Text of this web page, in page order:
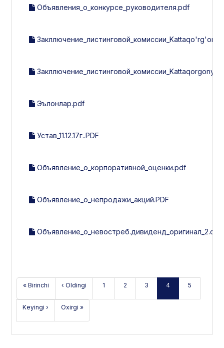
Объявления_о_конкурсе_руководителя.pdf
Закллючение_листинговой_комиссии_Kattaqorgonyog-
Эълонлар.pdf
Устав_11.12.17г..PDF
Объявление_о_корпоративной_оценки.pdf
Объявление_о_непродажи_акций.PDF
« Birinchi ‹ Oldingi 1 2 3 4 5
Keyingi › Oxirgi »